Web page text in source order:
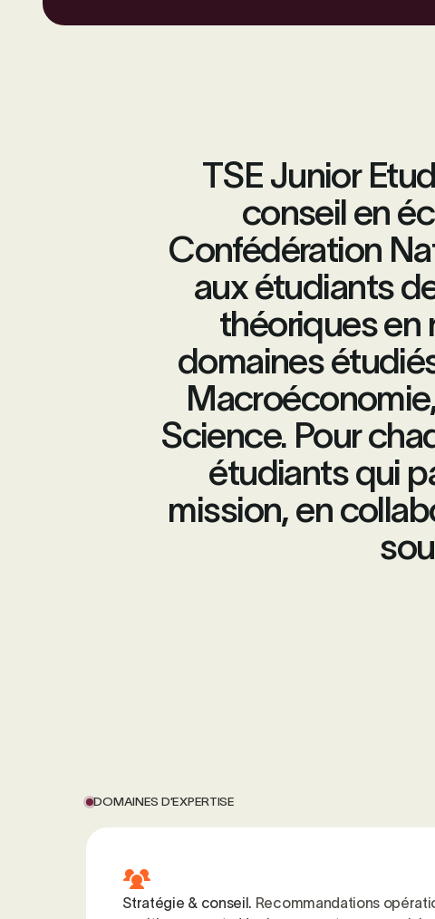
TSE Junior
conseil en
Confédération
aux étudiants
théoriques en
domaines
Science. Pour
étudiants qui
mission, en
DOMAINES D’EXPERTISE
Stratégie & conseil. Recommandations